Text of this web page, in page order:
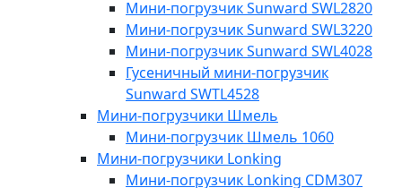
Мини-погрузчик Sunward SWL2820
Мини-погрузчик Sunward SWL3220
Мини-погрузчик Sunward SWL4028
Гусеничный мини-погрузчик
Sunward SWTL4528
Мини-погрузчики Шмель
Мини-погрузчик Шмель 1060
Мини-погрузчики Lonking
Мини-погрузчик Lonking CDM307